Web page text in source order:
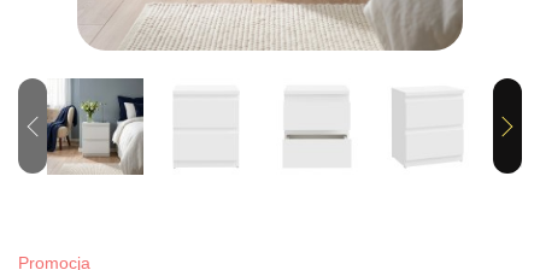
Previous Next
Promocja